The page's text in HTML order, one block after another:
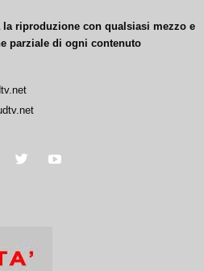
la riproduzione con qualsiasi mezzo e
parziale di ogni contenuto